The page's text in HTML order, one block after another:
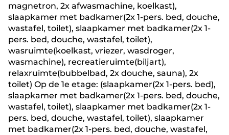
magnetron, 2x afwasmachine, koelkast),
slaapkamer met badkamer(2x 1-pers. bed, douche,
wastafel, toilet), slaapkamer met badkamer(2x 1-
pers. bed, douche, wastafel, toilet),
wasruimte(koelkast, vriezer, wasdroger,
wasmachine), recreatieruimte(biljart),
relaxruimte(bubbelbad, 2x douche, sauna), 2x
toilet) Op de 1e etage: (slaapkamer(2x 1-pers. bed),
slaapkamer met badkamer(2x 1-pers. bed, douche,
wastafel, toilet), slaapkamer met badkamer(2x 1-
pers. bed, douche, wastafel, toilet), slaapkamer
met badkamer(2x 1-pers. bed, douche, wastafel,